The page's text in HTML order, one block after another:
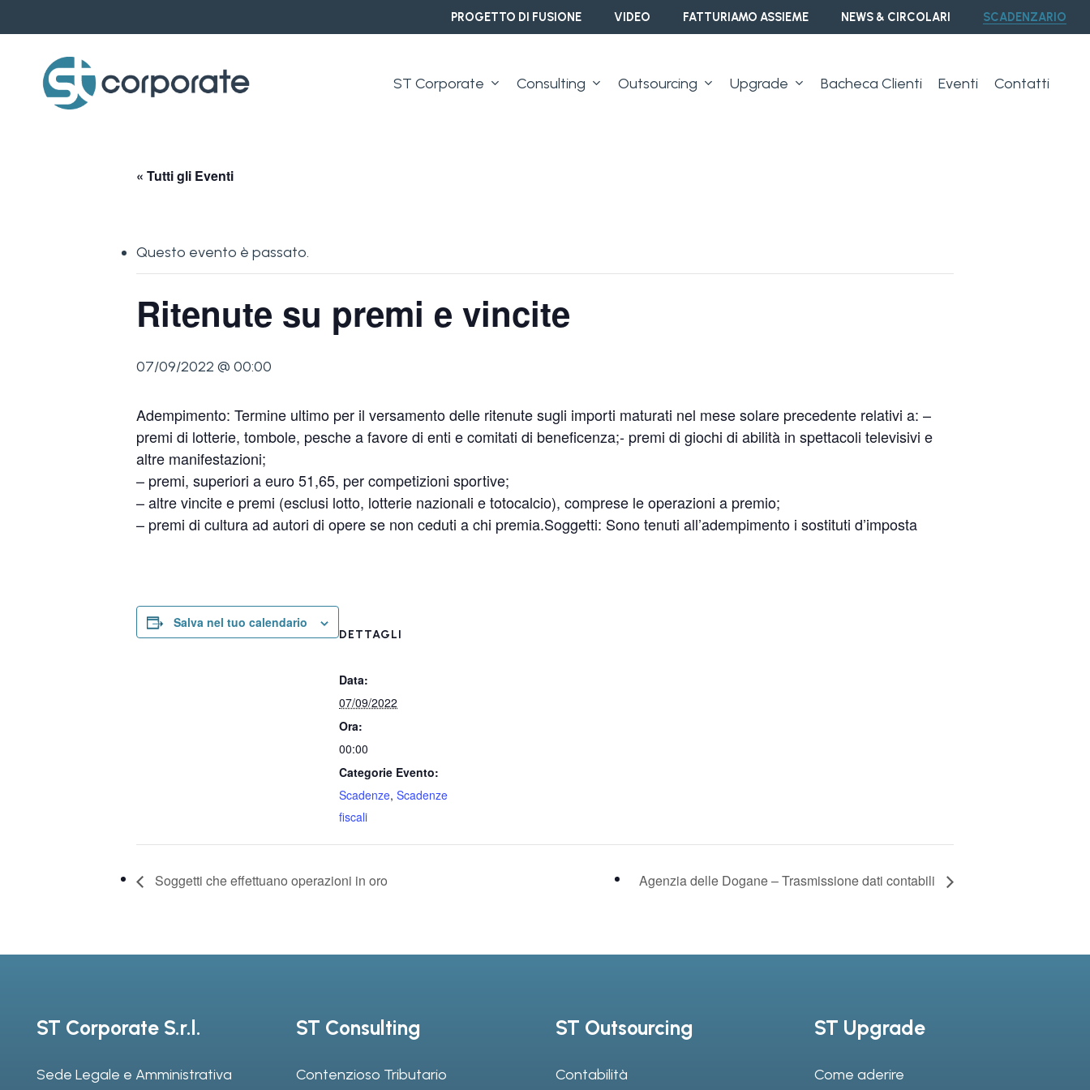
to
content
PROGETTO DI FUSIONE VIDEO FATTURIAMO ASSIEME NEWS & CIRCOLARI SCADENZARIO
ST Corporate Consulting Outsourcing Upgrade Bacheca Clienti Eventi Contatti
« Tutti gli Eventi
Questo evento è passato.
Ritenute su premi e vincite
07/09/2022 @ 00:00
Adempimento: Termine ultimo per il versamento delle ritenute sugli importi maturati nel mese solare precedente relativi a: –
premi di lotterie, tombole, pesche a favore di enti e comitati di beneficenza;- premi di giochi di abilità in spettacoli televisivi e
altre manifestazioni;
– premi, superiori a euro 51,65, per competizioni sportive;
– altre vincite e premi (esclusi lotto, lotterie nazionali e totocalcio), comprese le operazioni a premio;
– premi di cultura ad autori di opere se non ceduti a chi premia.Soggetti: Sono tenuti all’adempimento i sostituti d’imposta
Salva nel tuo calendario
DETTAGLI
Data:
07/09/2022
Ora:
00:00
Categorie Evento:
Scadenze, Scadenze
fiscali
Soggetti che effettuano operazioni in oro Agenzia delle Dogane – Trasmissione dati contabili
ST Corporate S.r.l.
Sede Legale e Amministrativa
ST Consulting
Contenzioso Tributario
ST Outsourcing
Contabilità
ST Upgrade
Come aderire